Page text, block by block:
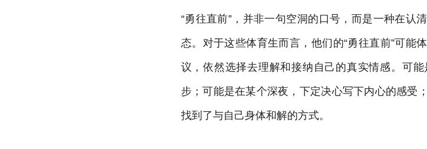
“勇往直前”，并非一句空洞的口号，而是一种在认
态。对于这些体育生而言，他们的“勇往直前”可能
议，依然选择去理解和接纳自己的真实情感。可
步；可能是在某个深夜，下定决心写下内心的感受
找到了与自己身体和解的方式。